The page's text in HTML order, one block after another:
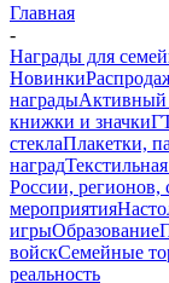
Главная
-
Награды для
Новинки
наградыАктивный
книжки и значки
стеклаПлакетки,
наград
России, регионов,
мероприятия
игрыОбразование
войскСемейные
реальность